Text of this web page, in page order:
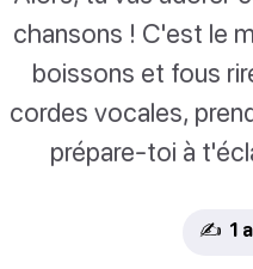
chansons ! C'est le
boissons et fous
cordes vocales,
prépare-toi à
✍️ 1